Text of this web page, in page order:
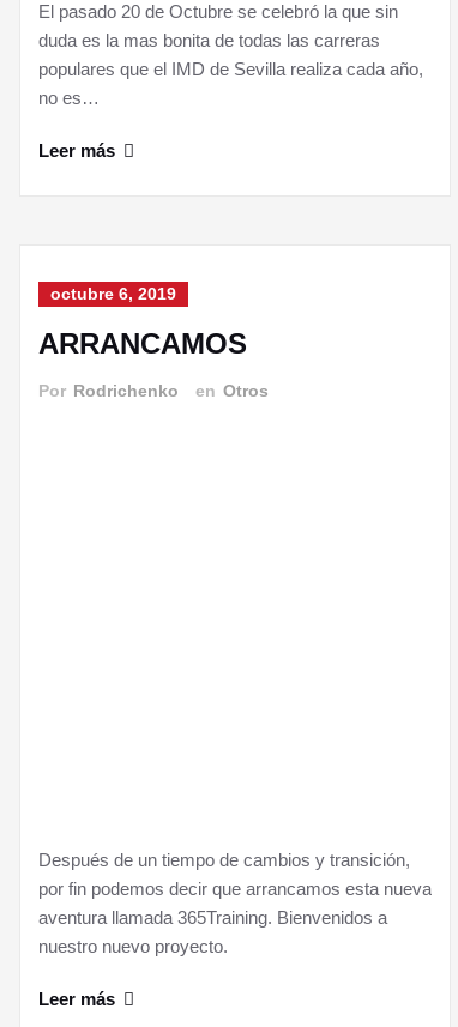
El pasado 20 de Octubre se celebró la que sin
duda es la mas bonita de todas las carreras
populares que el IMD de Sevilla realiza cada año,
no es…
Leer más
octubre 6, 2019
ARRANCAMOS
Por Rodrichenko en Otros
Después de un tiempo de cambios y transición,
por fin podemos decir que arrancamos esta nueva
aventura llamada 365Training. Bienvenidos a
nuestro nuevo proyecto.
Leer más